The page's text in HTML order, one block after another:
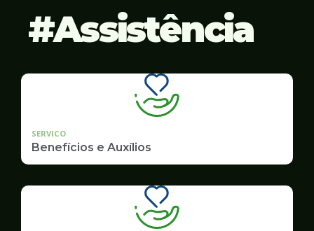
Assistência
SERVICO
Benefícios e Auxílios